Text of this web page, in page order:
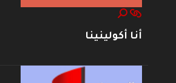
أنا أكولينينا